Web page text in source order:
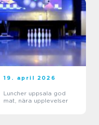
19. april 2026
Luncher uppsala god
mat, nära upplevelser